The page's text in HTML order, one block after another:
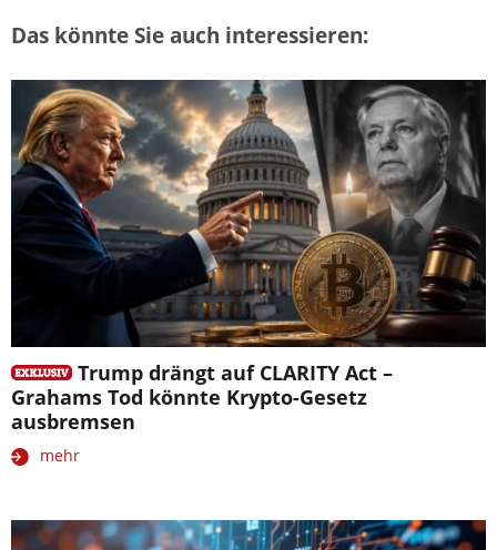
Das könnte Sie auch interessieren:
Trump drängt auf CLARITY Act –
Grahams Tod könnte Krypto-Gesetz
ausbremsen
mehr